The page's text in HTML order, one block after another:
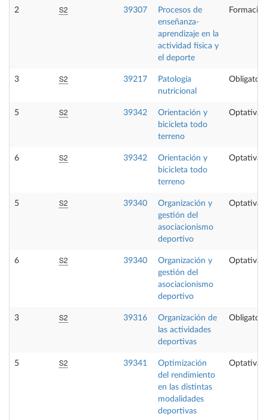
2 S2 39307
Procesos de
enseñanza-
aprendizaje en la
actividad física y
el deporte
3 S2 39217
Patología
nutricional
5 S2 39342
Orientación y
bicicleta todo
terreno
Optativa
6 S2 39342
Orientación y
bicicleta todo
terreno
Optativa
5 S2 39340
Organización y
gestión del
asociacionismo
deportivo
Optativa
6 S2 39340
Organización y
gestión del
asociacionismo
deportivo
Optativa
3 S2 39316
Organización de
las actividades
deportivas
5 S2 39341
Optimización
del rendimiento
en las distintas
modalidades
deportivas
Optativa